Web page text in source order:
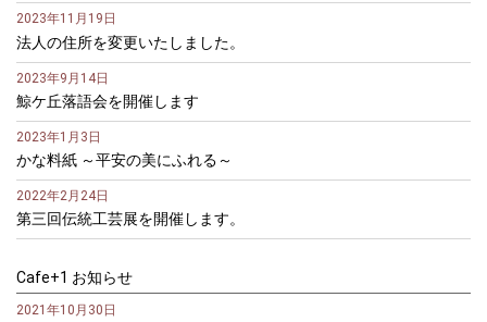
2023年11月19日
法人の住所を変更いたしました。
2023年9月14日
鯨ケ丘落語会を開催します
2023年1月3日
かな料紙 ～平安の美にふれる～
2022年2月24日
第三回伝統工芸展を開催します。
Cafe+1 お知らせ
2021年10月30日